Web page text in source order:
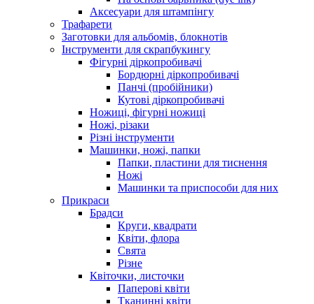
Аксесуари для штампінгу
Трафарети
Заготовки для альбомів, блокнотів
Інструменти для скрапбукингу
Фігурні діркопробивачі
Бордюрні діркопробивачі
Панчі (пробійники)
Кутові діркопробивачі
Ножиці, фігурні ножиці
Ножі, різаки
Різні інструменти
Машинки, ножі, папки
Папки, пластини для тиснення
Ножі
Машинки та приспособи для них
Прикраси
Брадси
Круги, квадрати
Квіти, флора
Свята
Різне
Квіточки, листочки
Паперові квіти
Тканинні квіти